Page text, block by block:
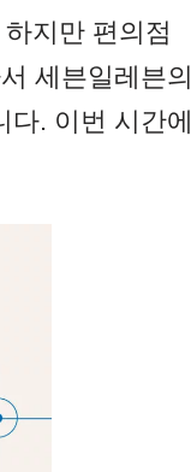
지만 편의점
세븐일레븐의
다. 이번 시간에